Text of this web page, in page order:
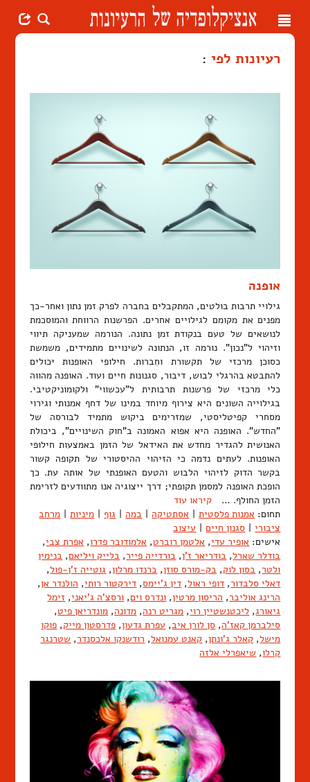
Toggle
רעיונות לפי :
אופנה
גילויי תרבות בולטים, המתקבלים בחברה לפרק זמן נתון ואחר-כך
מפנים את מקומם לגילויים אחרים. הפרשנות הרווחת והמוסכמת
לנושאים של טעם בנקודת זמן נתונה. הנורמה שמעניקה תיווי
וזיהוי ל"נכון". נורמה זו, הנתונה לשינויים מתמידים, משמשת
כסוכן מרכזי של תקשורת וחִברות. חילופי האופנות יכולים
להתבטא בהרגלי לבוש, דיבור, סגנונות חיים ועוד. האופנה מהווה
כלי מרכזי של פרשנות תרבותית ל"עכשווי" ולקומוניקטיבי.
בגילוייה השונים היא צירוף מיוחד במינו של דחף אמנותי וגירוי
מסחרי קפיטליסטי, שמזרימים ביקוש מתמיד לבורסה של
"החדש". האופנה היא אפוא האמונה ב"חוק השינויים", ביכולת
האנושית להגדיר מחדש את האידאל של הזמן באמצעות חילופי
האופנות. לעתים נדמה כי הזיהוי ההיסטורי של תקופה קשור
בקשר הדוק לזיהוי הלבוש והטעם האופנתי של אותה עת. כך
הופכת האופנה למסמן תקופתי; דרך ייצוגיה אנו מתוודעים לזרימת
הזמן החולף. … קיראו עוד
תחום: אמנות פלסטית אסתטיקה במה גוף מיניות
מרחב
ציבורי
סגנון חיים
עיצוב
אישים: אופיר עדי, אלטמן רוברט, אלמודובר פדרו, אפרת צבי,
בודלר שארל, בודריאר ז'ן, בורדייה פייר, בלייק ויליאם, בנימין
ולטר, בסון לוק, בק-מורס סוזן, ברנדו מרלון, גוטייה ז'ן-פול,
דאלי סלבדור, דופי ראול, דין ג'יימס, דירקטור רותי, הולנדר אן,
הרינג אוליבר, הריסון מרטין, ונדרס וים, ורסצ'ה ג'יאני, זימל
גיאורג, ליכטנשטיין רוי, מגריט רנה, מדונה, מונדריאן פיט,
סילברמן קאז'ה, סן לורן איב, עפרת גדעון, פדרסטון מייק, פוקו
מישל, קאלר ג'ונתן, קאנט עמנואל, רודשנקו אלכסנדר, שטרנגר
קרלו, שיאפרלי אלזה